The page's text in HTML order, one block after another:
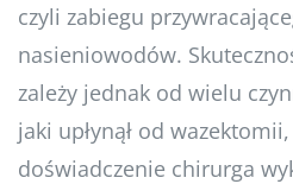
czyli zabiegu
nasieniowodów.
zależy jednak od wielu
jaki upłynął od
doświadczenie chirurga